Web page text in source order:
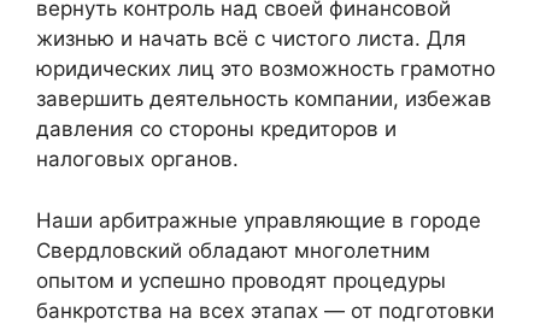
вернуть контроль над своей финансовой
жизнью и начать всё с чистого листа. Для
юридических лиц это возможность грамотно
завершить деятельность компании, избежав
давления со стороны кредиторов и
налоговых органов.
Наши арбитражные управляющие в городе
Свердловский обладают многолетним
опытом и успешно проводят процедуры
банкротства на всех этапах — от подготовки